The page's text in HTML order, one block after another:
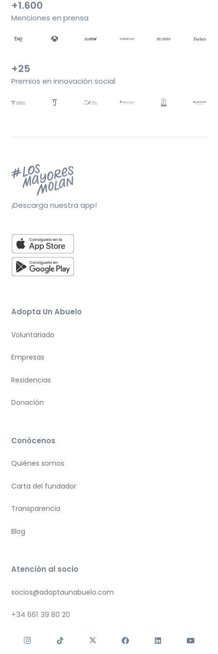
+1.600
Menciones en prensa
+25
Premios en innovación social
¡Descarga nuestra app!
Adopta Un Abuelo
Voluntariado
Empresas
Residencias
Donación
Conócenos
Quiénes somos
Carta del fundador
Transparencia
Blog
Atención al socio
socios@adoptaunabuelo.com
+34 661 39 80 20